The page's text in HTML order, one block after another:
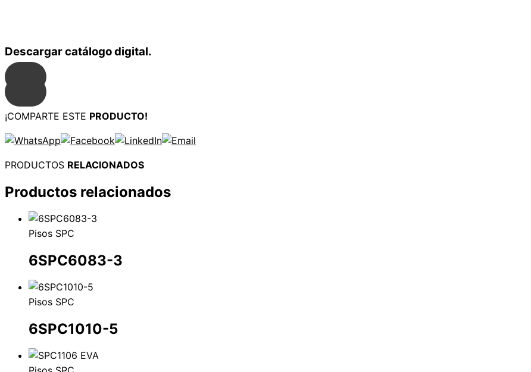
Descargar catálogo digital.
¡COMPARTE ESTE PRODUCTO!
PRODUCTOS RELACIONADOS
Productos relacionados
Pisos SPC
6SPC6083-3
Pisos SPC
6SPC1010-5